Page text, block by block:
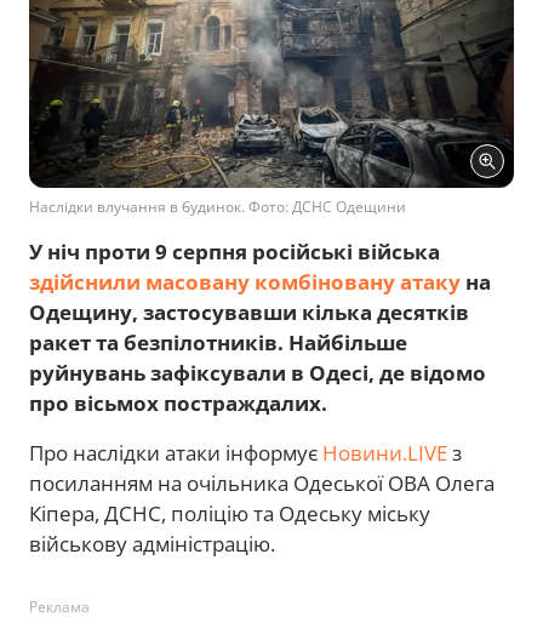
Наслідки влучання в будинок. Фото: ДСНС Одещини
У ніч проти 9 серпня російські війська
здійснили масовану комбіновану атаку на
Одещину, застосувавши кілька десятків
ракет та безпілотників. Найбільше
руйнувань зафіксували в Одесі, де відомо
про вісьмох постраждалих.
Про наслідки атаки інформує Новини.LIVEз
посиланням на очільника Одеської ОВА Олега
Кіпера, ДСНС, поліцію та Одеську міську
військову адміністрацію.
Реклама